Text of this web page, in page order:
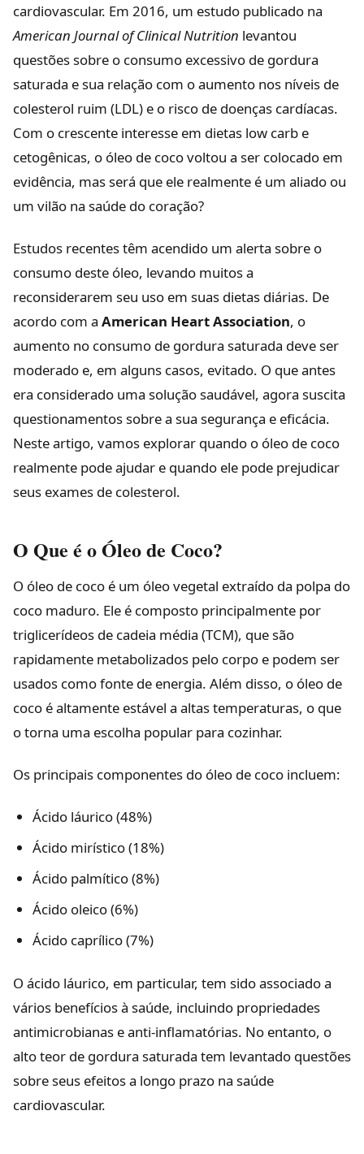
cardiovascular. Em 2016, um estudo publicado na
American Journal of Clinical Nutrition levantou
questões sobre o consumo excessivo de gordura
saturada e sua relação com o aumento nos níveis de
colesterol ruim (LDL) e o risco de doenças cardíacas.
Com o crescente interesse em dietas low carb e
cetogênicas, o óleo de coco voltou a ser colocado em
evidência, mas será que ele realmente é um aliado ou
um vilão na saúde do coração?
Estudos recentes têm acendido um alerta sobre o
consumo deste óleo, levando muitos a
reconsiderarem seu uso em suas dietas diárias. De
acordo com a American Heart Association, o
aumento no consumo de gordura saturada deve ser
moderado e, em alguns casos, evitado. O que antes
era considerado uma solução saudável, agora suscita
questionamentos sobre a sua segurança e eficácia.
Neste artigo, vamos explorar quando o óleo de coco
realmente pode ajudar e quando ele pode prejudicar
seus exames de colesterol.
O Que é o Óleo de Coco?
O óleo de coco é um óleo vegetal extraído da polpa do
coco maduro. Ele é composto principalmente por
triglicerídeos de cadeia média (TCM), que são
rapidamente metabolizados pelo corpo e podem ser
usados como fonte de energia. Além disso, o óleo de
coco é altamente estável a altas temperaturas, o que
o torna uma escolha popular para cozinhar.
Os principais componentes do óleo de coco incluem:
Ácido láurico (48%)
Ácido mirístico (18%)
Ácido palmítico (8%)
Ácido oleico (6%)
Ácido caprílico (7%)
O ácido láurico, em particular, tem sido associado a
vários benefícios à saúde, incluindo propriedades
antimicrobianas e anti-inflamatórias. No entanto, o
alto teor de gordura saturada tem levantado questões
sobre seus efeitos a longo prazo na saúde
cardiovascular.